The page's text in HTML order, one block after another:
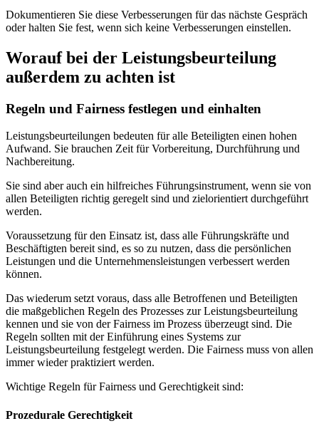
Dokumentieren Sie diese Verbesserungen für das nächste Gespräch
oder halten Sie fest, wenn sich keine Verbesserungen einstellen.
Worauf bei der Leistungsbeurteilung
außerdem zu achten ist
Regeln und Fairness festlegen und einhalten
Leistungsbeurteilungen bedeuten für alle Beteiligten einen hohen
Aufwand. Sie brauchen Zeit für Vorbereitung, Durchführung und
Nachbereitung.
Sie sind aber auch ein hilfreiches Führungsinstrument, wenn sie von
allen Beteiligten richtig geregelt sind und zielorientiert durchgeführt
werden.
Voraussetzung für den Einsatz ist, dass alle Führungskräfte und
Beschäftigten bereit sind, es so zu nutzen, dass die persönlichen
Leistungen und die Unternehmensleistungen verbessert werden
können.
Das wiederum setzt voraus, dass alle Betroffenen und Beteiligten
die maßgeblichen Regeln des Prozesses zur Leistungsbeurteilung
kennen und sie von der Fairness im Prozess überzeugt sind. Die
Regeln sollten mit der Einführung eines Systems zur
Leistungsbeurteilung festgelegt werden. Die Fairness muss von allen
immer wieder praktiziert werden.
Wichtige Regeln für Fairness und Gerechtigkeit sind:
Prozedurale Gerechtigkeit